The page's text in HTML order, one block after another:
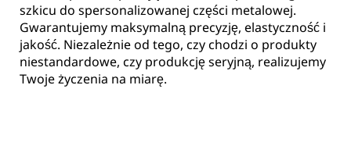
szkicu do spersonalizowanej części metalowej.
Gwarantujemy maksymalną precyzję, elastyczność i
jakość. Niezależnie od tego, czy chodzi o produkty
niestandardowe, czy produkcję seryjną, realizujemy
Twoje życzenia na miarę.